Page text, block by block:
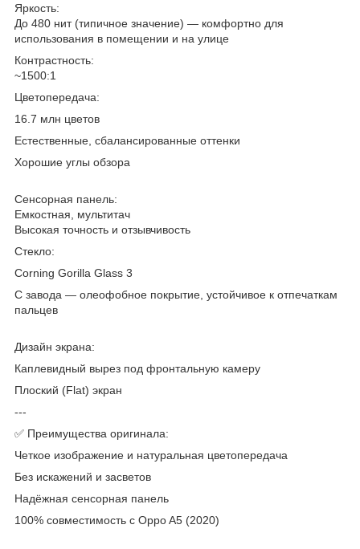
Яркость:
До 480 нит (типичное значение) — комфортно для
использования в помещении и на улице
Контрастность:
~1500:1
Цветопередача:
16.7 млн цветов
Естественные, сбалансированные оттенки
Хорошие углы обзора
Сенсорная панель:
Емкостная, мультитач
Высокая точность и отзывчивость
Стекло:
Corning Gorilla Glass 3
С завода — олеофобное покрытие, устойчивое к отпечаткам
пальцев
Дизайн экрана:
Каплевидный вырез под фронтальную камеру
Плоский (Flat) экран
---
✅ Преимущества оригинала:
Четкое изображение и натуральная цветопередача
Без искажений и засветов
Надёжная сенсорная панель
100% совместимость с Oppo A5 (2020)